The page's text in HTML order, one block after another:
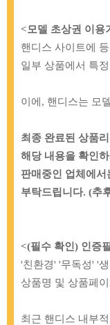
<모델 초상권 이용
핸디스 사이트에
일부 상품에서 특
이에, 핸디스는 모
최종 완료된 상품
해당 내용을 확인
판매중인 업체에
부탁드립니다. (추
<(필수 확인) 인증
'친환경' '무독성' '
상품명 및 상품페
최근 핸디스 내부
[TT] 34-